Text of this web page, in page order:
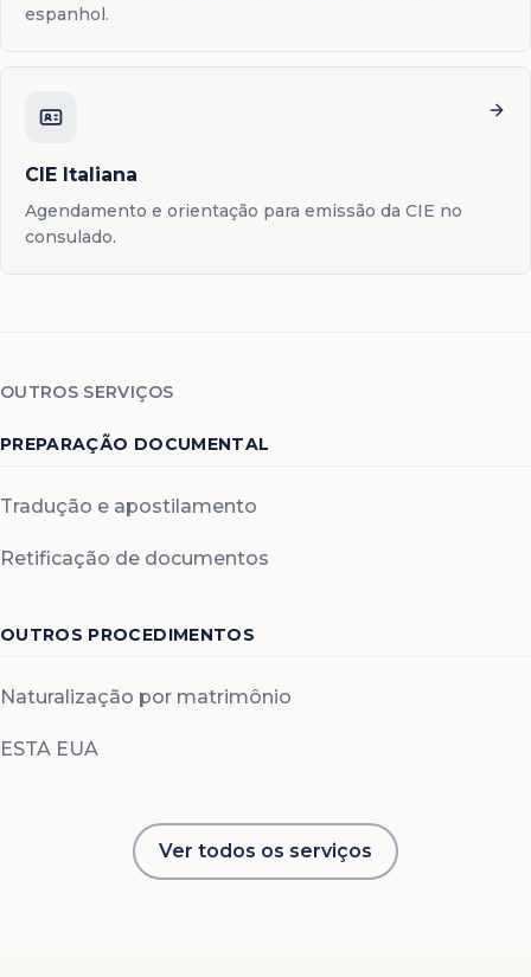
espanhol.
CIE Italiana
Agendamento e orientação para emissão da CIE no
consulado.
OUTROS SERVIÇOS
PREPARAÇÃO DOCUMENTAL
Tradução e apostilamento
Retificação de documentos
OUTROS PROCEDIMENTOS
Naturalização por matrimônio
ESTA EUA
Ver todos os serviços